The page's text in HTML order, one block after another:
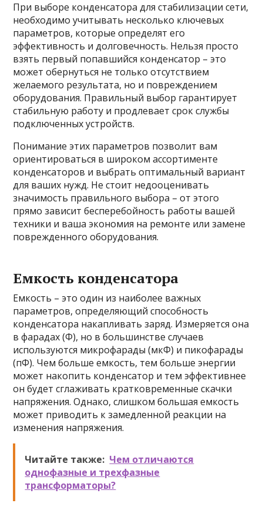
При выборе конденсатора для стабилизации сети,
необходимо учитывать несколько ключевых
параметров, которые определят его
эффективность и долговечность. Нельзя просто
взять первый попавшийся конденсатор – это
может обернуться не только отсутствием
желаемого результата, но и повреждением
оборудования. Правильный выбор гарантирует
стабильную работу и продлевает срок службы
подключенных устройств.
Понимание этих параметров позволит вам
ориентироваться в широком ассортименте
конденсаторов и выбрать оптимальный вариант
для ваших нужд. Не стоит недооценивать
значимость правильного выбора – от этого
прямо зависит бесперебойность работы вашей
техники и ваша экономия на ремонте или замене
поврежденного оборудования.
Емкость конденсатора
Емкость – это один из наиболее важных
параметров, определяющий способность
конденсатора накапливать заряд. Измеряется она
в фарадах (Ф), но в большинстве случаев
используются микрофарады (мкФ) и пикофарады
(пФ). Чем больше емкость, тем больше энергии
может накопить конденсатор и тем эффективнее
он будет сглаживать кратковременные скачки
напряжения. Однако, слишком большая емкость
может приводить к замедленной реакции на
изменения напряжения.
Читайте также: Чем отличаются
однофазные и трехфазные
трансформаторы?